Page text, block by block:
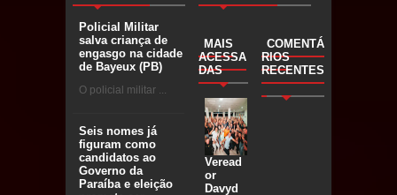
Policial Militar
salva criança de
engasgo na cidade
de Bayeux (PB)
O policial militar ...
Seis nomes já
figuram como
candidatos ao
Governo da
Paraíba e eleição
MAIS
ACESSA
DAS
Veread
or
Davyd
COMENTÁ
RIOS
RECENTES